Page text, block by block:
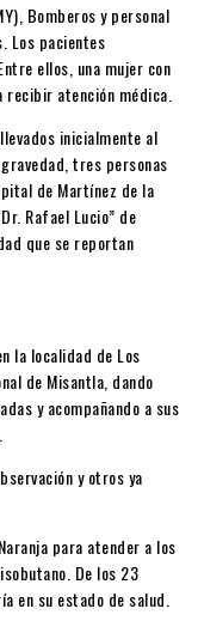
Bomberos y personal
Los pacientes
ellos, una mujer con
atención médica.
inicialmente al
tres personas
de Martínez de la
Rafael Lucio” de
que se reportan
la localidad de Los
de Misantla, dando
y acompañando a sus
y otros ya
para atender a los
De los 23
en su estado de salud.